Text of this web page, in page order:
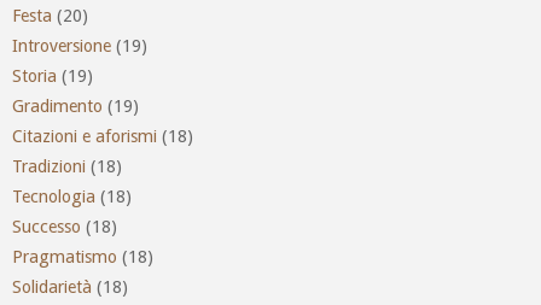
Festa (20)
Introversione (19)
Storia (19)
Gradimento (19)
Citazioni e aforismi (18)
Tradizioni (18)
Tecnologia (18)
Successo (18)
Pragmatismo (18)
Solidarietà (18)